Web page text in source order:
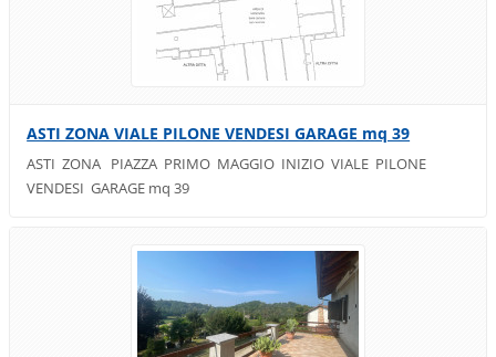
ASTI ZONA VIALE PILONE VENDESI GARAGE mq 39
ASTI ZONA PIAZZA PRIMO MAGGIO INIZIO VIALE PILONE
VENDESI GARAGE mq 39